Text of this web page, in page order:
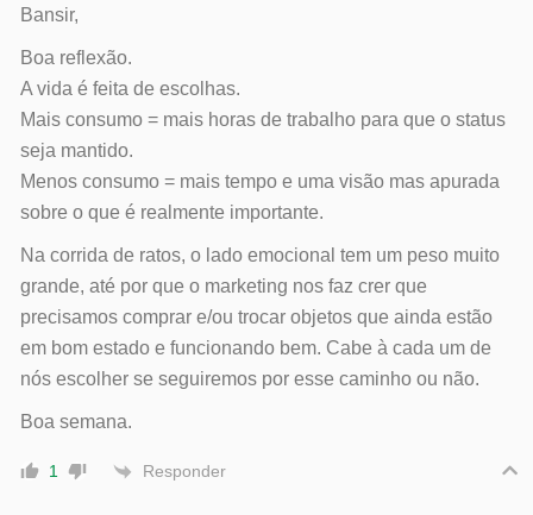
Bansir,
Boa reflexão.
A vida é feita de escolhas.
Mais consumo = mais horas de trabalho para que o status
seja mantido.
Menos consumo = mais tempo e uma visão mas apurada
sobre o que é realmente importante.
Na corrida de ratos, o lado emocional tem um peso muito
grande, até por que o marketing nos faz crer que
precisamos comprar e/ou trocar objetos que ainda estão
em bom estado e funcionando bem. Cabe à cada um de
nós escolher se seguiremos por esse caminho ou não.
Boa semana.
1 Responder